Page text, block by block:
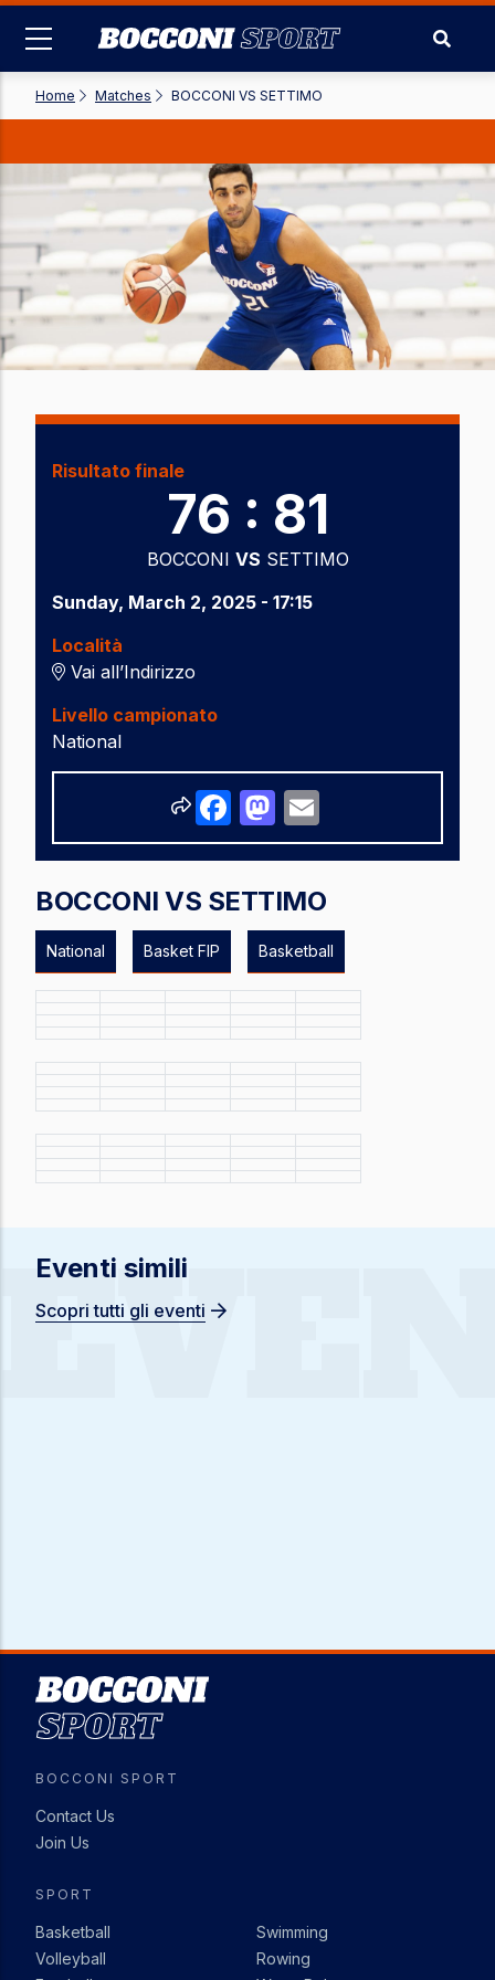
main
content
Home- Matches- BOCCONI VS SETTIMO
BOCCONI VS SETTIMO
National Basket FIP Basketball
Risultato finale
76 : 81
BOCCONI VS SETTIMO
Sunday, March 2, 2025 - 17:15
Località
Vai all’Indirizzo
Livello campionato
National
FacebookMastodon
Share
Eventi simili
Scopri tutti gli eventi
Image
BOCCONI SPORT
Contact Us
Join Us
SPORT
Basketball
Volleyball
Swimming
Rowing